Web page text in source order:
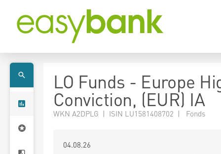
LO Funds - Europe
Conviction, (EUR) IA
WKN A2DPLG | ISIN LU1581408702 | Fonds
04.08.26